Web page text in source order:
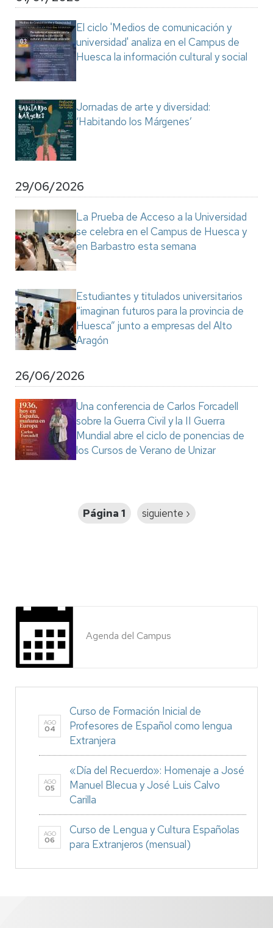
El ciclo 'Medios de comunicación y
universidad' analiza en el Campus de
Huesca la información cultural y social
Jornadas de arte y diversidad:
‘Habitando los Márgenes’
29/06/2026
La Prueba de Acceso a la Universidad
se celebra en el Campus de Huesca y
en Barbastro esta semana
Estudiantes y titulados universitarios
“imaginan futuros para la provincia de
Huesca” junto a empresas del Alto
Aragón
26/06/2026
Una conferencia de Carlos Forcadell
sobre la Guerra Civil y la II Guerra
Mundial abre el ciclo de ponencias de
los Cursos de Verano de Unizar
Página 1
Siguiente
siguiente ›
Agenda del Campus
AGO
04
Curso de Formación Inicial de
Profesores de Español como lengua
Extranjera
AGO
05
«Día del Recuerdo»: Homenaje a José
Manuel Blecua y José Luis Calvo
Carilla
AGO
06
Curso de Lengua y Cultura Españolas
para Extranjeros (mensual)